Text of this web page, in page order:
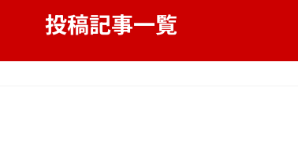
投稿記事一覧